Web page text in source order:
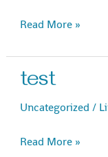
Read More »
test
Uncategorized /
test
Read More »